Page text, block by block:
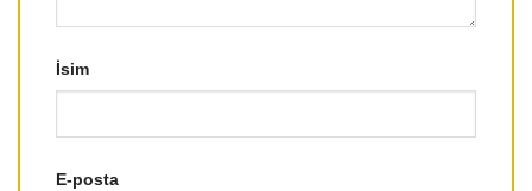
İsim
E-posta